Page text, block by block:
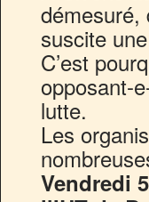
démesuré,
suscite
C’est
opposant-
lutte.
Les
Vendredi